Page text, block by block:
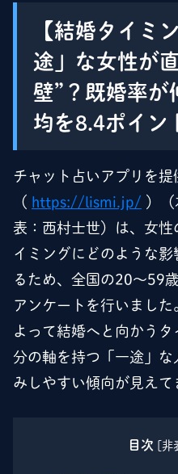
【結婚タイミ
途」な女性が
壁”？既婚率が
均を8.4ポイン
チャット占いアプリを提
（ https://lismi.jp/ ）
表：西村士世）は、女
イミングにどのような
るため、全国の20～59
アンケートを行いまし
よって結婚へと向かう
分の軸を持つ「一途」
みしやすい傾向が見えて
目次 非